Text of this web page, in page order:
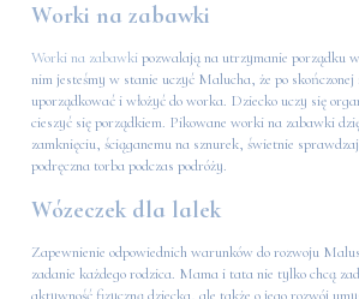
Worki na zabawki
Worki na zabawki pozwalają na utrzymanie porządku
nim jesteśmy w stanie uczyć Malucha, że po
uporządkować i włożyć do worka. Dziecko uczy się
cieszyć się porządkiem. Pikowane worki na zabawki
zamknięciu, ściąganemu na sznurek, świetnie
podręczna torba podczas podróży.
Wózeczek dla lalek
Zapewnienie odpowiednich warunków do rozwoju
zadanie każdego rodzica. Mama i tata nie tylko chcą